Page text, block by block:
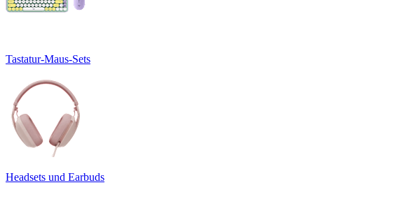
Tastatur-Maus-Sets
Headsets und Earbuds